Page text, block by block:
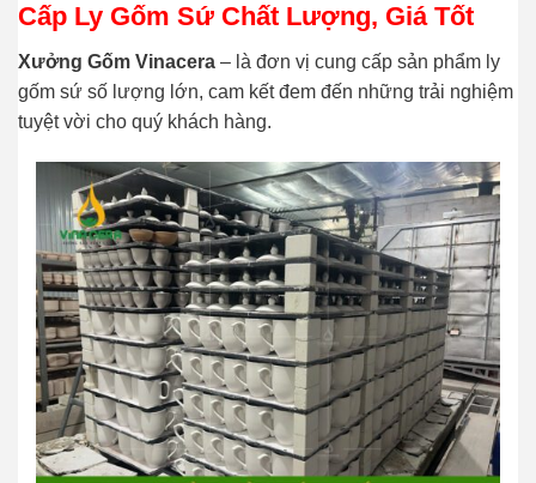
Cấp Ly Gốm Sứ Chất Lượng, Giá Tốt
Xưởng Gốm Vinacera – là đơn vị cung cấp sản phẩm ly
gốm sứ số lượng lớn, cam kết đem đến những trải nghiệm
tuyệt vời cho quý khách hàng.